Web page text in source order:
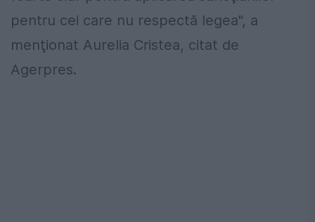
pentru cei care nu respectă legea", a
menţionat Aurelia Cristea, citat de
Agerpres.